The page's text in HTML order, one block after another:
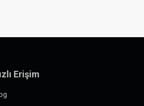
Erişim